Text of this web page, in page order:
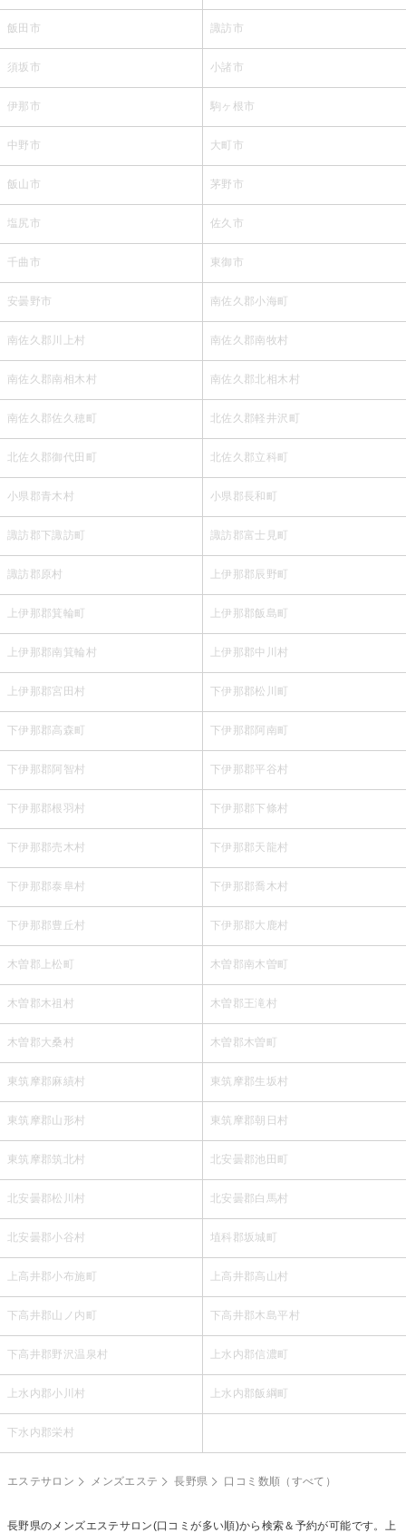
飯田市 諏訪市
須坂市 小諸市
伊那市 駒ヶ根市
中野市 大町市
飯山市 茅野市
塩尻市 佐久市
千曲市 東御市
安曇野市 南佐久郡小海町
南佐久郡川上村 南佐久郡南牧村
南佐久郡南相木村 南佐久郡北相木村
南佐久郡佐久穂町 北佐久郡軽井沢町
北佐久郡御代田町 北佐久郡立科町
小県郡青木村 小県郡長和町
諏訪郡下諏訪町 諏訪郡富士見町
諏訪郡原村 上伊那郡辰野町
上伊那郡箕輪町 上伊那郡飯島町
上伊那郡南箕輪村 上伊那郡中川村
上伊那郡宮田村 下伊那郡松川町
下伊那郡高森町 下伊那郡阿南町
下伊那郡阿智村 下伊那郡平谷村
下伊那郡根羽村 下伊那郡下條村
下伊那郡売木村 下伊那郡天龍村
下伊那郡泰阜村 下伊那郡喬木村
下伊那郡豊丘村 下伊那郡大鹿村
木曽郡上松町 木曽郡南木曽町
木曽郡木祖村 木曽郡王滝村
木曽郡大桑村 木曽郡木曽町
東筑摩郡麻績村 東筑摩郡生坂村
東筑摩郡山形村 東筑摩郡朝日村
東筑摩郡筑北村 北安曇郡池田町
北安曇郡松川村 北安曇郡白馬村
北安曇郡小谷村 埴科郡坂城町
上高井郡小布施町 上高井郡高山村
下高井郡山ノ内町 下高井郡木島平村
下高井郡野沢温泉村 上水内郡信濃町
上水内郡小川村 上水内郡飯綱町
下水内郡栄村
エステサロン メンズエステ 長野県 口コミ数順（すべて）
長野県の メンズエステサロン(口コミが多い順)から検索＆予約が可能です。上